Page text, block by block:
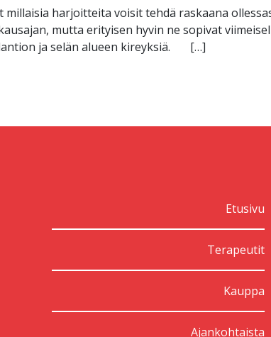
millaisia harjoitteita voisit tehdä raskaana
mutta erityisen hyvin ne sopivat
ja selän alueen kireyksiä. […]
Etusivu
Terapeutit
Kauppa
Ajankohtaista